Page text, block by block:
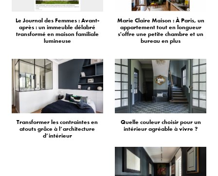
Le Journal des Femmes : Avant-
après : un immeuble délabré
transformé en maison familiale
lumineuse
Marie Claire Maison : À Paris, un
appartement tout en longueur
s'offre une petite chambre et un
bureau en plus
Transformer les contraintes en
atouts grâce à l’architecture
d’intérieur
Quelle couleur choisir pour un
intérieur agréable à vivre ?